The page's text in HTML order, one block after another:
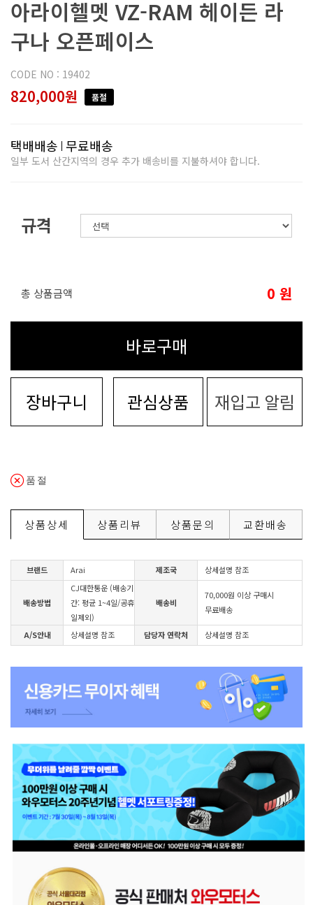
아라이헬멧 VZ-RAM 헤이든 라
구나 오픈페이스
CODE NO : 19402
820,000원 품절
택배배송 무료배송
일부 도서 산간지역의 경우 추가 배송비를 지불하셔야 합니다.
규격
총 상품금액 0 원
바로구매
장바구니 관심상품 재입고 알림
품절
상품상세 상품리뷰 상품문의 교환배송
브랜드 Arai 제조국 상세설명 참조
배송방법
CJ대한통운 (배송기
간: 평균 1~4일/공휴
일제외)
배송비
70,000원 이상 구매시
무료배송
A/S안내 상세설명 참조 담당자 연락처 상세설명 참조